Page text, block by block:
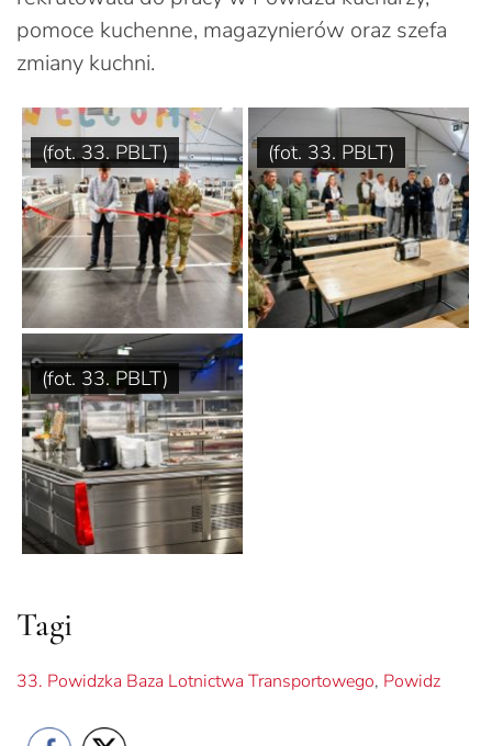
pomoce kuchenne, magazynierów oraz szefa
zmiany kuchni.
(fot. 33. PBLT) (fot. 33. PBLT)
(fot. 33. PBLT)
Tagi
33. Powidzka Baza Lotnictwa Transportowego, Powidz